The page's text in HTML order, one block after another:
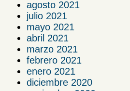
agosto 2021
julio 2021
mayo 2021
abril 2021
marzo 2021
febrero 2021
enero 2021
diciembre 2020